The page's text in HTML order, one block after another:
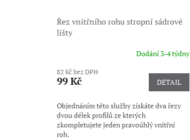
Řez vnitřního rohu stropní sádrové
lišty
produktu
je
z
5
hvězdiček.
Dodání 3-4 týdny
82 Kč bez DPH
99 Kč DETAIL
Objednáním této služby získáte dva řezy
dvou délek profilů ze kterých
zkompletujete jeden pravoúhlý vnitřní
roh.